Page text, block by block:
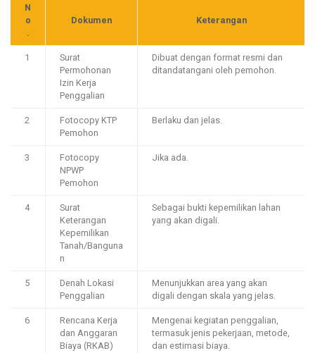
N
o
.
Dokumen Keterangan
1
Surat
Permohonan
Izin Kerja
Penggalian
Dibuat dengan format resmi dan
ditandatangani oleh pemohon.
2
Fotocopy KTP
Pemohon
Berlaku dan jelas.
3
Fotocopy
NPWP
Pemohon
Jika ada.
4
Surat
Keterangan
Kepemilikan
Tanah/Banguna
n
Sebagai bukti kepemilikan lahan
yang akan digali.
5
Denah Lokasi
Penggalian
Menunjukkan area yang akan
digali dengan skala yang jelas.
6
Rencana Kerja
dan Anggaran
Biaya (RKAB)
Mengenai kegiatan penggalian,
termasuk jenis pekerjaan, metode,
dan estimasi biaya.